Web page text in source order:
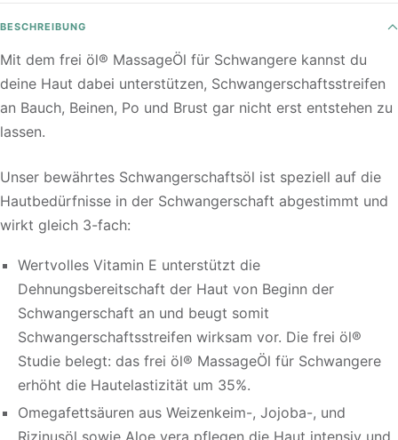
BESCHREIBUNG
Mit dem frei öl® MassageÖl für Schwangere kannst du
deine Haut dabei unterstützen, Schwangerschaftsstreifen
an Bauch, Beinen, Po und Brust gar nicht erst entstehen zu
lassen.
Unser bewährtes Schwangerschaftsöl ist speziell auf die
Hautbedürfnisse in der Schwangerschaft abgestimmt und
wirkt gleich 3-fach:
Wertvolles Vitamin E unterstützt die
Dehnungsbereitschaft der Haut von Beginn der
Schwangerschaft an und beugt somit
Schwangerschaftsstreifen wirksam vor. Die frei öl®
Studie belegt: das frei öl® MassageÖl für Schwangere
erhöht die Hautelastizität um 35%.
Omegafettsäuren aus Weizenkeim-, Jojoba-, und
Rizinusöl sowie Aloe vera pflegen die Haut intensiv und